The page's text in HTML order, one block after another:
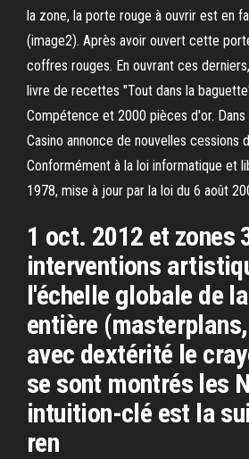
la zone, la porte rouge à ouvrir est en
(image2). Après avoir ouvert cette
coffres rouges. En ouvrant ces
livre de recettes "Tout dans la
Compétence et 2000 pièces d'or.
Casino annonce de nouvelles cessions
Conformément à la loi informatique et
1978, mise à jour par la loi du 6 août
1 oct. 2012 et zones
interventions
l'échelle globale de
entière
avec dextérité le
se sont montrés les
intuition-clé est la
ren